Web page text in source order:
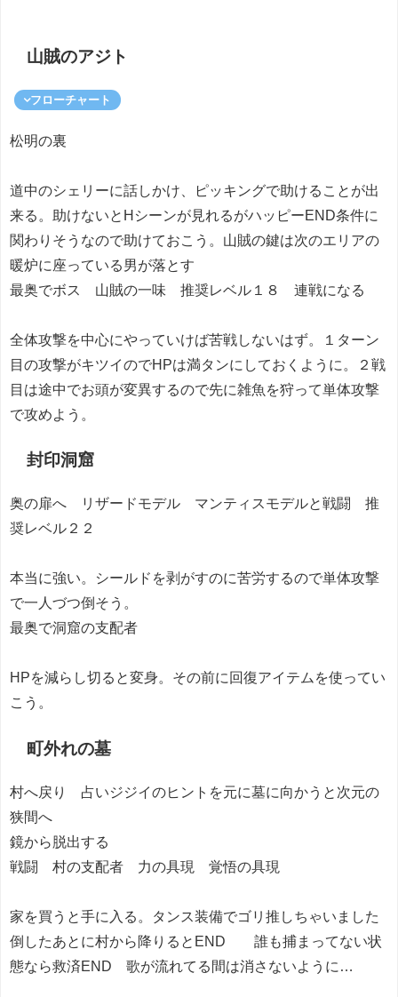
山賊のアジト
フローチャート
松明の裏
道中のシェリーに話しかけ、ピッキングで助けることが出
来る。助けないとHシーンが見れるがハッピーEND条件に
関わりそうなので助けておこう。山賊の鍵は次のエリアの
暖炉に座っている男が落とす
最奥でボス 山賊の一味 推奨レベル１８ 連戦になる
全体攻撃を中心にやっていけば苦戦しないはず。１ターン
目の攻撃がキツイのでHPは満タンにしておくように。２戦
目は途中でお頭が変異するので先に雑魚を狩って単体攻撃
で攻めよう。
封印洞窟
奥の扉へ リザードモデル マンティスモデルと戦闘 推
奨レベル２２
本当に強い。シールドを剥がすのに苦労するので単体攻撃
で一人づつ倒そう。
最奥で洞窟の支配者
HPを減らし切ると変身。その前に回復アイテムを使ってい
こう。
町外れの墓
村へ戻り 占いジジイのヒントを元に墓に向かうと次元の
狭間へ
鏡から脱出する
戦闘 村の支配者 力の具現 覚悟の具現
家を買うと手に入る。タンス装備でゴリ推しちゃいました
倒したあとに村から降りるとEND 誰も捕まってない状
態なら救済END 歌が流れてる間は消さないように…